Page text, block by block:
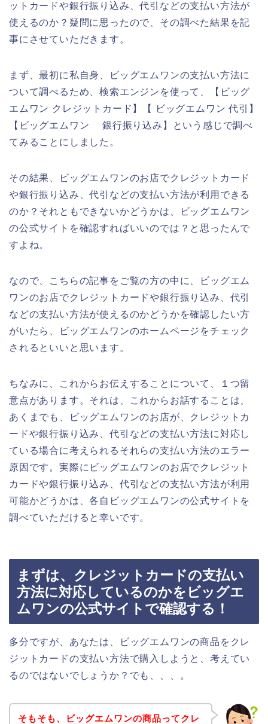
ットカードや銀行振り込み、代引などの支払い方法が
使えるのか？疑問に思ったので、その調べた結果を記
事にさせていただきます。
まず、最初に私自身、ビッグエムワンの支払い方法に
ついて調べるため、検索エンジンを使って、【ビッグ
エムワン クレジットカード】【 ビッグエムワン 代引】
【ビッグエムワン 銀行振り込み】という感じで調べ
てみることにしました。
その結果、ビッグエムワンのお店でクレジットカード
や銀行振り込み、代引などの支払い方法が利用できる
のか？それともできないかどうかは、ビッグエムワン
の公式サイトを確認すればいいのでは？と思ったんで
すよね。
なので、こちらの記事をご覧の方の中に、ビッグエム
ワンのお店でクレジットカードや銀行振り込み、代引
などの支払い方法が使えるのかどうかを確認したい方
がいたら、ビッグエムワンのホームページをチェック
されるといいと思います。
ちなみに、これからお伝えすることについて、１つ留
意点があります。それは、これからお話することは、
あくまでも、ビッグエムワンのお店が、クレジットカ
ードや銀行振り込み、代引などの支払い方法に対応し
ている場合に考えられるそれらの支払い方法のエラー
原因です。実際にビッグエムワンのお店でクレジット
カードや銀行振り込み、代引などの支払い方法が利用
可能かどうかは、各自ビッグエムワンの公式サイトを
調べていただけると幸いです。
まずは、クレジットカードの支払い
方法に対応しているのかをビッグエ
ムワンの公式サイトで確認する！
多分ですが、あなたは、ビッグエムワンの商品をクレ
ジットカードの支払い方法で購入しようと、考えてい
るのではないでしょうか？でも、、、。
そもそも、ビッグエムワンの商品ってクレ